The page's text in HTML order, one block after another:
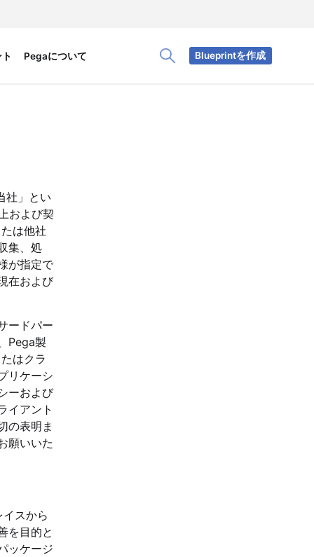
Toggle Search Panel
Pegaについて Blueprintを作成
社」とい
および契
は他社
集、処
が指定で
在および
ードパー
Pega製
はクラ
リケーシ
ーおよび
イアント
の表明ま
願いいた
スから
を目的と
ッケージ